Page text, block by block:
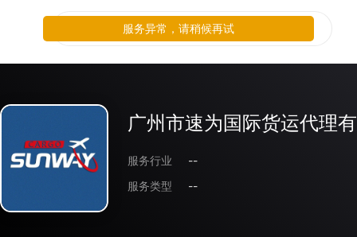
广州市速为国际货运代理
服务行业
--
服务类型
--
服务异常，请稍候再试